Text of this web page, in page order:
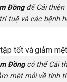
Đồngđể Cải thiện
tuệ và các bệnh
Đồngcó thể Cải
mệt mỏi về tinh